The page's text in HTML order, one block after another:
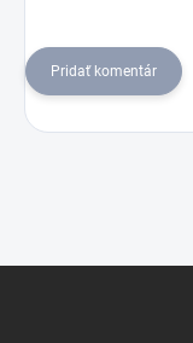
Pridať komentár